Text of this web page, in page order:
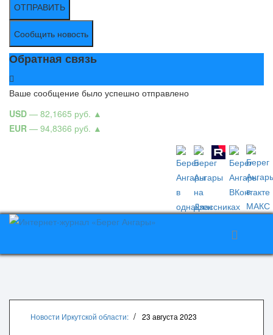
ОТПРАВИТЬ
Сообщить новость
Обратная связь
Ваше сообщение было успешно отправлено
USD — 82,1665 руб. ▲
EUR — 94,8366 руб. ▲
Новости Иркутской области: 23 августа 2023